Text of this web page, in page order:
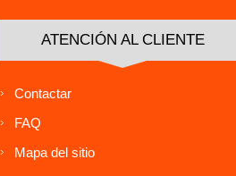
ATENCIÓN AL CLIENTE
Contactar
FAQ
Mapa del sitio